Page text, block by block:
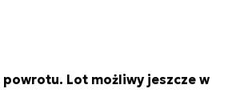
Lot możliwy jeszcze w